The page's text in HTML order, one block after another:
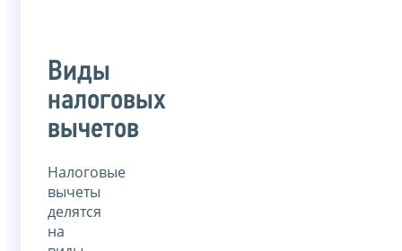
Виды
налоговых
вычетов
Налоговые
вычеты
делятся
на